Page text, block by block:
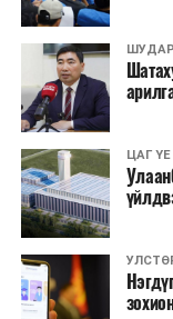
ЦАГ ҮЕ